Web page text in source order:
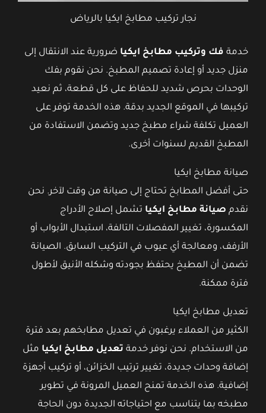
نجار تركيب مطابخ ايكيا بالرياض
خدمة فك وتركيب مطابخ ايكيا ضرورية عند الانتقال إلى
منزل جديد أو إعادة تصميم المطبخ. نحن نقوم بفك
الوحدات بحرص شديد للحفاظ على كل قطعة، ثم نعيد
تركيبها في الموقع الجديد بدقة. هذه الخدمة توفر على
العميل تكلفة شراء مطبخ جديد وتضمن الاستفادة من
المطبخ القديم لسنوات أخرى.
صيانة مطابخ ايكيا
حتى أفضل المطابخ تحتاج إلى صيانة من وقت لآخر. نحن
نقدم صيانة مطابخ ايكيا تشمل إصلاح الأدراج
المكسورة، تغيير المفصلات التالفة، استبدال الأبواب أو
الأرفف، ومعالجة أي عيوب في التركيب السابق. الصيانة
تضمن أن المطبخ يحتفظ بجودته وشكله الأنيق لأطول
فترة ممكنة.
تعديل مطابخ ايكيا
الكثير من العملاء يرغبون في تعديل مطابخهم بعد فترة
من الاستخدام. نحن نوفر خدمة تعديل مطابخ ايكيا مثل
إضافة وحدات جديدة، تغيير ترتيب الخزائن، أو تركيب أجهزة
إضافية. هذه الخدمة تمنح العميل المرونة في تطوير
مطبخه بما يتناسب مع احتياجاته الجديدة دون الحاجة